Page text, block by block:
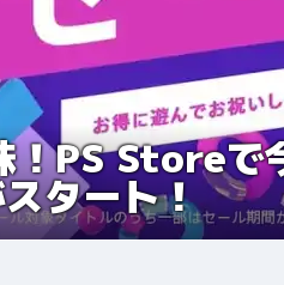
！PS Storeで
タート！